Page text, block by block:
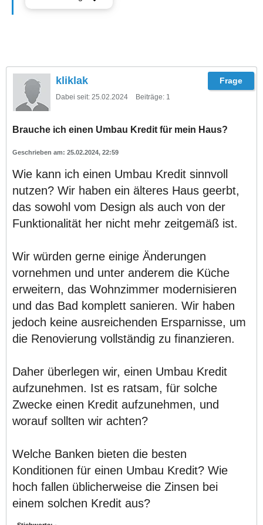
kliklak
Dabei seit: 25.02.2024 Beiträge: 1
Brauche ich einen Umbau Kredit für mein Haus?
25.02.2024, 22:59
Wie kann ich einen Umbau Kredit sinnvoll
nutzen? Wir haben ein älteres Haus geerbt,
das sowohl vom Design als auch von der
Funktionalität her nicht mehr zeitgemäß ist.
Wir würden gerne einige Änderungen
vornehmen und unter anderem die Küche
erweitern, das Wohnzimmer modernisieren
und das Bad komplett sanieren. Wir haben
jedoch keine ausreichenden Ersparnisse, um
die Renovierung vollständig zu finanzieren.
Daher überlegen wir, einen Umbau Kredit
aufzunehmen. Ist es ratsam, für solche
Zwecke einen Kredit aufzunehmen, und
worauf sollten wir achten?
Welche Banken bieten die besten
Konditionen für einen Umbau Kredit? Wie
hoch fallen üblicherweise die Zinsen bei
einem solchen Kredit aus?